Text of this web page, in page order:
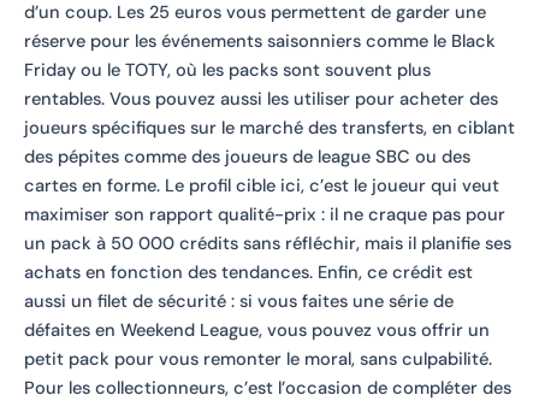
d’un coup. Les 25 euros vous permettent de garder une
réserve pour les événements saisonniers comme le Black
Friday ou le TOTY, où les packs sont souvent plus
rentables. Vous pouvez aussi les utiliser pour acheter des
joueurs spécifiques sur le marché des transferts, en ciblant
des pépites comme des joueurs de league SBC ou des
cartes en forme. Le profil cible ici, c’est le joueur qui veut
maximiser son rapport qualité-prix : il ne craque pas pour
un pack à 50 000 crédits sans réfléchir, mais il planifie ses
achats en fonction des tendances. Enfin, ce crédit est
aussi un filet de sécurité : si vous faites une série de
défaites en Weekend League, vous pouvez vous offrir un
petit pack pour vous remonter le moral, sans culpabilité.
Pour les collectionneurs, c’est l’occasion de compléter des